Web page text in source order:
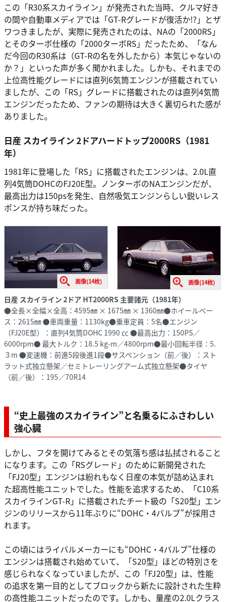
この「R30系スカイライン」が発売された当時、クルマ好き
の間や自動車メディアでは「GT-Rグレードが復活か!?」とザ
ワつきましたが、実際に発売されたのは、NAの「2000RS」
とそのターボ仕様の「2000ターボRS」だったため、「なん
だ今回のR30系は（GT-Rの名を外したから）本気じゃないの
か？」といった声が多く聞かれました。しかも、それまでの
上位高性能グレードには直列6気筒エンジンが搭載されてい
ましたが、この「RS」グレードに搭載されたのは直列4気筒
エンジンだったため、ファンの期待は大きく裏切られた感が
ありました。
日産 スカイライン 2ドアハードトップ2000RS（1981
年）
1981年に登場した「RS」に搭載されたエンジンは、2.0L直
列4気筒DOHCのFJ20E型。ノンターボのNAエンジンだが、
最高出力は150psを発生、自然吸気エンジンらしい鋭いレス
ポンスが持ち味だった。
画像(14枚) 画像(14枚)
日産 スカイライン 2ドア HT2000RS 主要諸元（1981年）
●全長×全幅×全高：4595㎜ × 1675㎜ × 1360㎜●ホイールベー
ス：2615㎜ ●車両重量：1130kg●乗車定員：5名●エンジン
（FJ20E型）：直列4気筒DOHC 1990 ㏄ ●最高出力：150PS／
6000rpm● 最大トルク：18.5 kg-m／4800rpm●最小回転半径：5.
３m ●変速機：前進5段後進1段●サスペンション（前／後）：スト
ラット式独立懸架／セミトレーリングアーム式独立懸架●タイヤ
（前／後）：195／70R14
“史上最強のスカイライン”と名乗るにふさわしい
強心臓
しかし、フタを開けてみるとその気落ち感は払拭されること
になります。この「RSグレード」のために新開発された
「FJ20型」エンジンは紛れもなく日産の本気が詰め込まれ
た超高性能ユニットでした。性能を追求するため、「C10系
スカイラインGT-R」に搭載されたチート級の「S20型」エン
ジンのリリースから11年ぶりに“DOHC・4バルブ”が採用さ
れます。
この頃にはライバルメーカーにも“DOHC・4バルブ”仕様の
エンジンは搭載され始めていて、「S20型」ほどの特別さを
感じられなくなっていましたが、この「FJ20型」は、性能
の追求を第一目的としてブロックから新たに設計された生粋
の高性能ユニットだったのです。しかも、量産の2.0Lクラス